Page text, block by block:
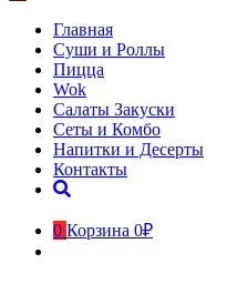
Главная
Суши и Роллы
Пицца
Wok
Салаты Закуски
Сеты и Комбо
Напитки и Десерты
Контакты
0 Корзина 0₽